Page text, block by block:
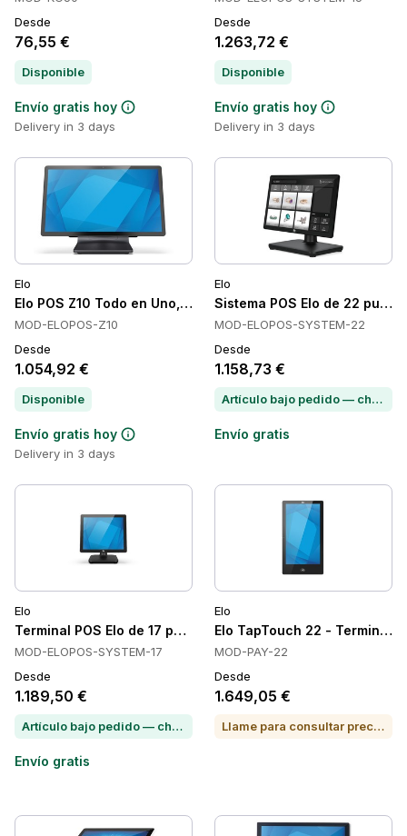
Desde
76,55 €
Disponible
Envío gratis hoy
Delivery in 3 days
Desde
1.263,72 €
Disponible
Envío gratis hoy
Delivery in 3 days
Elo
Elo POS Z10 Todo en Uno, Android 10, 15.6 in, 4 GB
MOD-ELOPOS-Z10
Desde
1.054,92 €
Disponible
Envío gratis hoy
Delivery in 3 days
Elo
Sistema POS Elo de 22
MOD-ELOPOS-SYSTEM-22
Desde
1.158,73 €
Artículo bajo pedido — chatea para conocer el plazo de entrega
Envío gratis
Elo
Terminal POS Elo de 17 pulgadas Todo en Uno, Capacitivo
MOD-ELOPOS-SYSTEM-17
Desde
1.189,50 €
Artículo bajo pedido — chatea para conocer el plazo de entrega
Envío gratis
Elo
Elo TapTouch 22 - Terminal
MOD-PAY-22
Desde
1.649,05 €
Llame para consultar precio o para comprar